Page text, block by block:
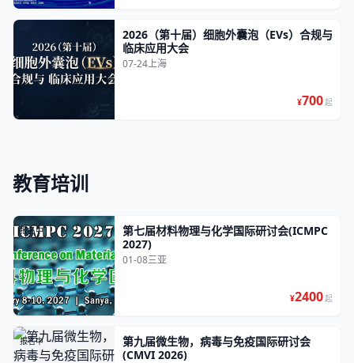
报名中
2026（第十届）细胞外囊泡（EVs）合规与
临床应用大会
07-24上海
¥700起
教育培训
报名中
第七届材料物理与化学国际研讨会(ICMPC
2027)
01-08三亚
¥2400起
报名中
第九届微生物，病毒与免疫国际研讨会
(CMVI 2026)